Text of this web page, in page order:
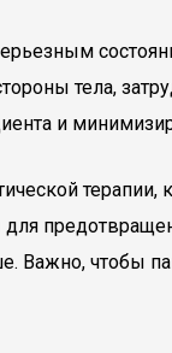
тела,
и
Важно, чтобы